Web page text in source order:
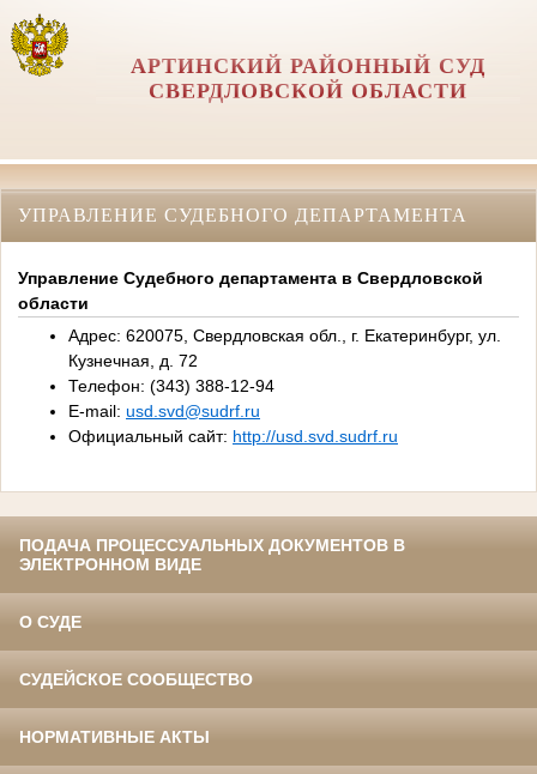
АРТИНСКИЙ РАЙОННЫЙ СУД
СВЕРДЛОВСКОЙ ОБЛАСТИ
УПРАВЛЕНИЕ СУДЕБНОГО ДЕПАРТАМЕНТА
Управление Судебного департамента в Свердловской
области
Адрес: 620075, Свердловская обл., г. Екатеринбург, ул.
Кузнечная, д. 72
Телефон: (343) 388-12-94
E-mail: usd.svd@sudrf.ru
Официальный сайт: http://usd.svd.sudrf.ru
ПОДАЧА ПРОЦЕССУАЛЬНЫХ ДОКУМЕНТОВ В
ЭЛЕКТРОННОМ ВИДЕ
О СУДЕ
СУДЕЙСКОЕ СООБЩЕСТВО
НОРМАТИВНЫЕ АКТЫ